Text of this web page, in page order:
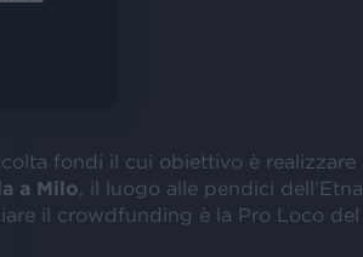
fondi il cui obiettivo è realizzare
a Milo , il luogo alle pendici dell’Etna
il crowdfunding è la Pro Loco del